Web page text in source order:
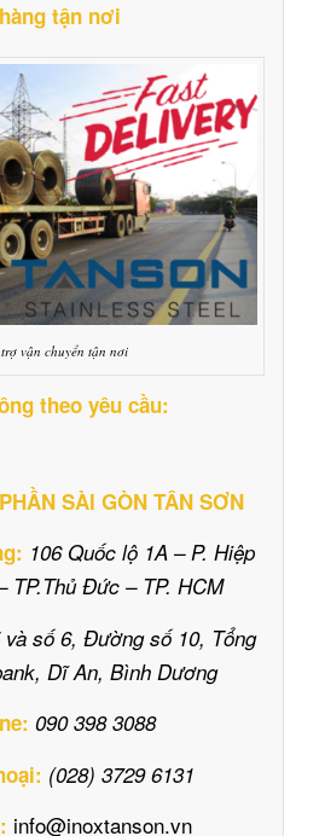
tận nơi
vận chuyển tận nơi
theo yêu cầu:
SÀI GÒN TÂN SƠN
106 Quốc lộ 1A – P. Hiệp
TP.Thủ Đức – TP. HCM
và số 6, Đường số 10, Tổng
Dĩ An, Bình Dương
090 398 3088
(028) 3729 6131
info@inoxtanson.vn